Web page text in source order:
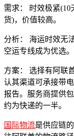
需求： 时效极紧
货)，价值较高。
分析： 海运时效无
空运专线成为优选。
方案： 选择有阿联
认其渠道可承接带
报告。服务商提供
约为快递的一半。
国际物流是供应链